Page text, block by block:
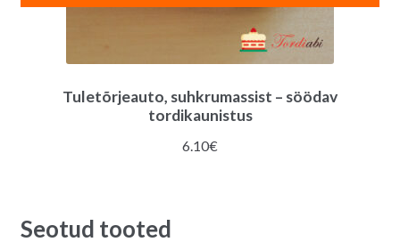
Tuletõrjeauto, suhkrumassist – söödav
tordikaunistus
6.10€
Seotud tooted